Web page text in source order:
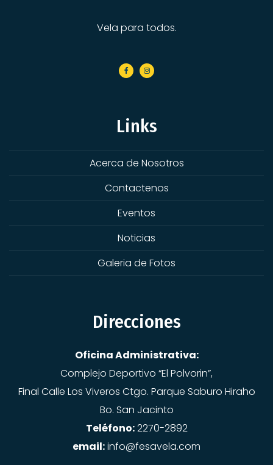
Vela para todos.
Links
Acerca de Nosotros
Contactenos
Eventos
Noticias
Galeria de Fotos
Direcciones
Oficina Administrativa:
Complejo Deportivo “El Polvorin”,
Final Calle Los Viveros Ctgo. Parque Saburo Hiraho
Bo. San Jacinto
Teléfono:2270-2892
email:info@fesavela.com